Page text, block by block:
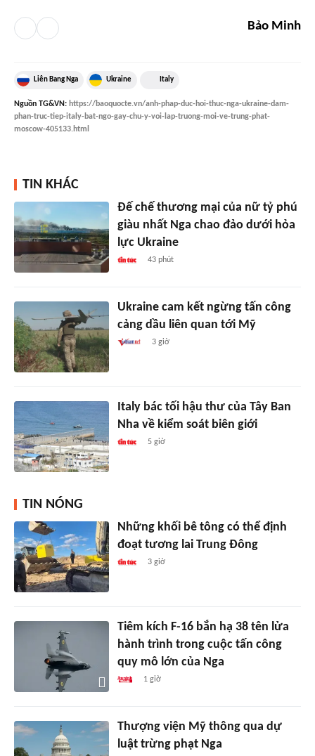
Bảo Minh
Liên Bang Nga Ukraine Italy
Nguồn TG&VN: https://baoquocte.vn/anh-phap-duc-hoi-thuc-nga-ukraine-dam-
phan-truc-tiep-italy-bat-ngo-gay-chu-y-voi-lap-truong-moi-ve-trung-phat-
moscow-405133.html
TIN KHÁC
Đế chế thương mại của nữ tỷ phú
giàu nhất Nga chao đảo dưới hỏa
lực Ukraine
43 phút
Ukraine cam kết ngừng tấn công
cảng dầu liên quan tới Mỹ
3 giờ
Italy bác tối hậu thư của Tây Ban
Nha về kiểm soát biên giới
5 giờ
TIN NÓNG
Những khối bê tông có thể định
đoạt tương lai Trung Đông
3 giờ
Tiêm kích F-16 bắn hạ 38 tên lửa
hành trình trong cuộc tấn công
quy mô lớn của Nga
1 giờ
Thượng viện Mỹ thông qua dự
luật trừng phạt Nga